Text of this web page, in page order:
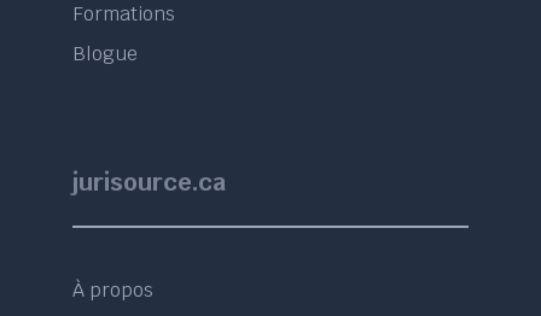
Formations
Blogue
jurisource.ca
À propos